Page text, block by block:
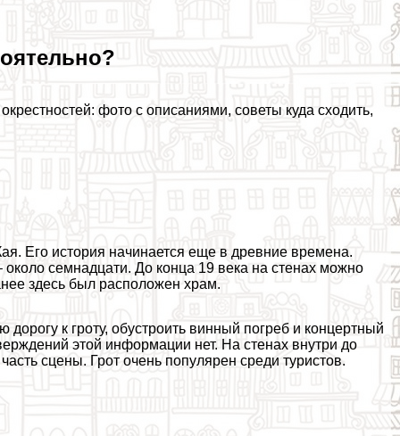
фото с описаниями, советы куда сходить,
Его история начинается еще в древние времена.
семнадцати. До конца 19 века на стенах можно
здесь был расположен храм.
к гроту, обустроить винный погреб и концертный
этой информации нет. На стенах внутри до
сцены. Грот очень популярен среди туристов.